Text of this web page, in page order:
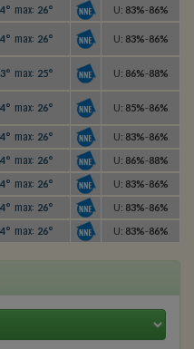
max: 26° U: 83%-86%
max: 26° U: 83%-86%
max: 25° U: 86%-88%
max: 26° U: 85%-86%
max: 26° U: 83%-86%
max: 26° U: 86%-88%
max: 26° U: 83%-86%
max: 26° U: 83%-86%
max: 26° U: 83%-86%